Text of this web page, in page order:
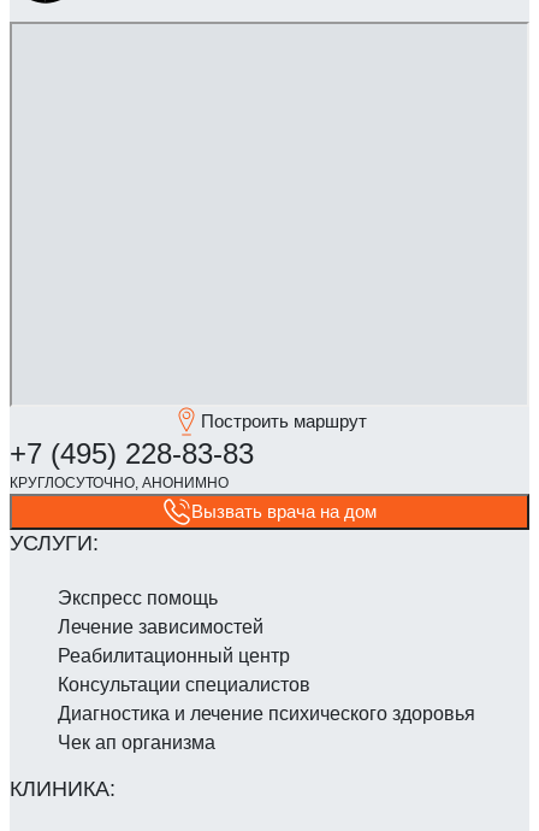
Построить маршрут
Вызвать врача на дом
Экспресс помощь
Лечение зависимостей
Реабилитаци­онный центр
Консультации специалистов
Диагностика и лечение психического здоровья
Чек ап организма